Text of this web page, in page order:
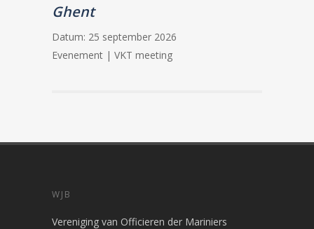
Ghent
Datum: 25 september 2026
Evenement | VKT meeting
WJB
Vereniging van Officieren der Mariniers